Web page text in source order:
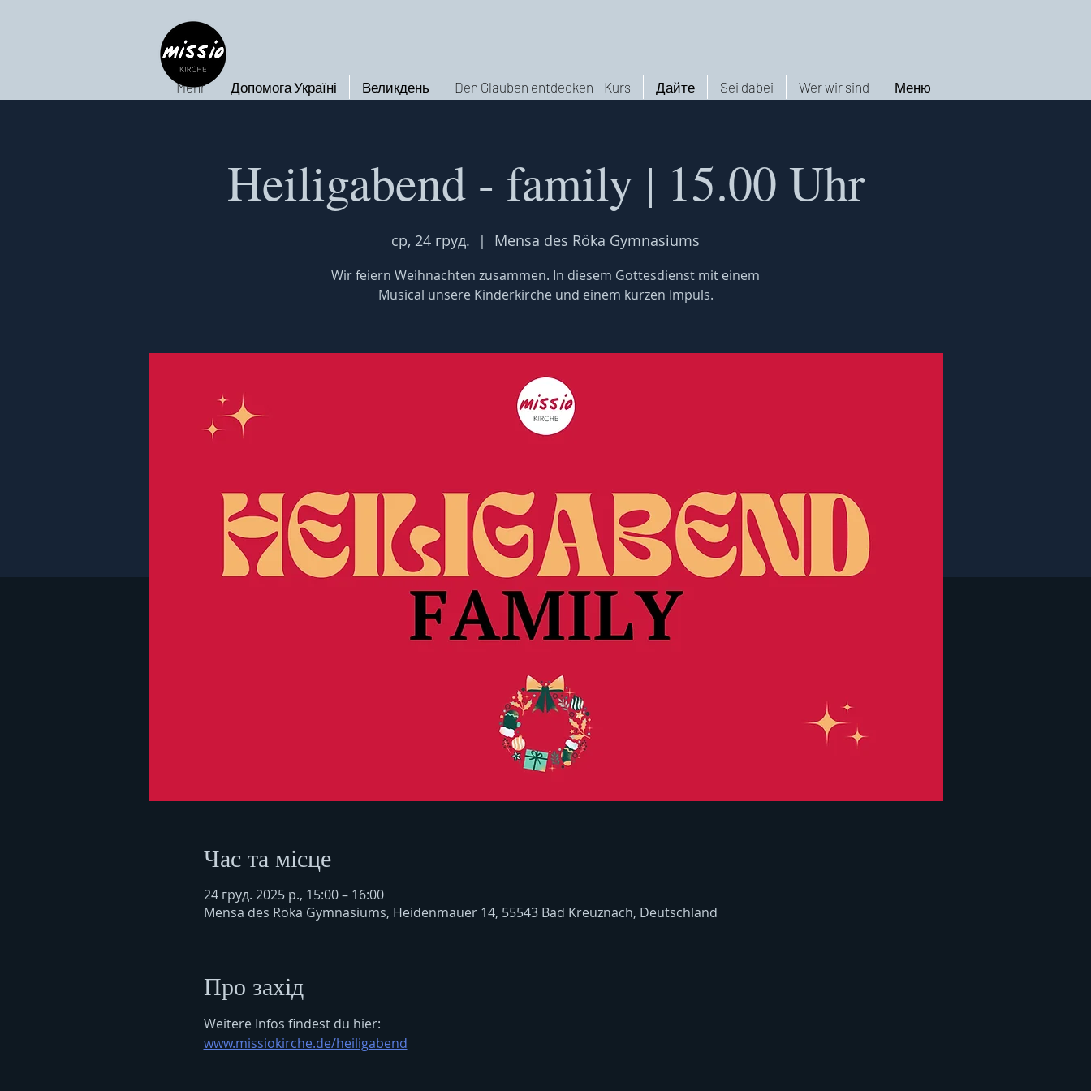
Меню
Wer wir sind
Sei dabei
Дайте
Den Glauben entdecken - Kurs
Великдень
Допомога Україні
Mehr
Heiligabend - family | 15.00 Uhr
ср, 24 груд.
  |
Mensa des Röka Gymnasiums
Wir feiern Weihnachten zusammen. In diesem Gottesdienst mit einem
Musical unsere Kinderkirche und einem kurzen Impuls.
Час та місце
24 груд. 2025 р., 15:00 – 16:00
Mensa des Röka Gymnasiums, Heidenmauer 14, 55543 Bad Kreuznach, Deutschland
Про захід
Weitere Infos findest du hier:
www.missiokirche.de/heiligabend